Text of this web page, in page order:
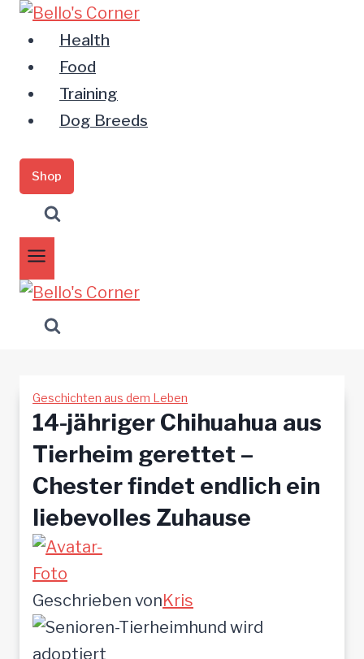
Zum
Inhalt
springen
Health
Food
Training
Dog Breeds
Shop
Geschichten aus dem Leben
14-jähriger Chihuahua aus
Tierheim gerettet –
Chester findet endlich ein
liebevolles Zuhause
Geschrieben vonKris